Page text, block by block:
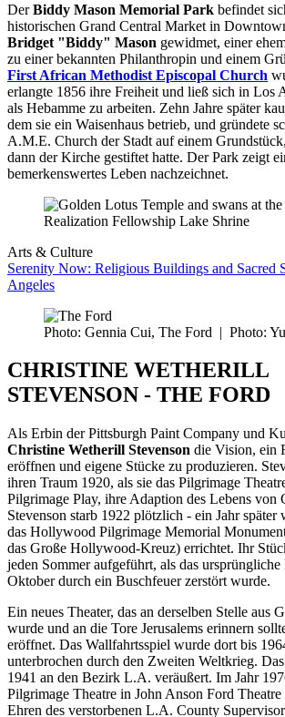
DerBiddy Mason Memorial Park befindet
historischen Grand Central Market in
Bridget "Biddy" Mason gewidmet, einer
zu einer bekannten Philanthropin und einem
First African Methodist Episcopal Church
erlangte 1856 ihre Freiheit und ließ sich in Los
als Hebamme zu arbeiten. Zehn Jahre später
dem sie ein Waisenhaus betrieb, und gründete
A.M.E. Church der Stadt auf einem
dann der Kirche gestiftet hatte. Der Park zeigt
bemerkenswertes Leben nachzeichnet.
Arts & Culture
Serenity Now: Religious Buildings and Sacred
Angeles
Photo: Gennia Cui, The Ford | Photo:
CHRISTINE WETHERILL
STEVENSON - THE FORD
Als Erbin der Pittsburgh Paint Company und
Christine Wetherill Stevenson die Vision, ein
eröffnen und eigene Stücke zu produzieren.
ihren Traum 1920, als sie das Pilgrimage
Pilgrimage Play, ihre Adaption des Lebens von
Stevenson starb 1922 plötzlich - ein Jahr später
das Hollywood Pilgrimage Memorial
das Große Hollywood-Kreuz) errichtet. Ihr
jeden Sommer aufgeführt, als das
Oktober durch ein Buschfeuer zerstört wurde.
Ein neues Theater, das an derselben Stelle aus
wurde und an die Tore Jerusalems erinnern
eröffnet. Das Wallfahrtsspiel wurde dort bis
unterbrochen durch den Zweiten Weltkrieg.
1941 an den Bezirk L.A. veräußert. Im Jahr
Pilgrimage Theatre in John Anson Ford Theatre
Ehren des verstorbenen L.A. County